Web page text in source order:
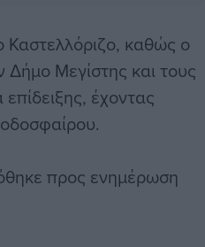
καθώς ο
Μεγίστης και τους
έχοντας
προς ενημέρωση